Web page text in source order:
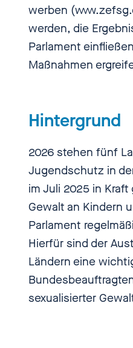
werben
werden, die
Parlament
Maßnahmen
Hintergrund
2026 stehen fünf
Jugendschutz in
im Juli 2025 in
Gewalt an Kindern
Parlament
Hierfür sind der
Ländern eine
sexualisierter